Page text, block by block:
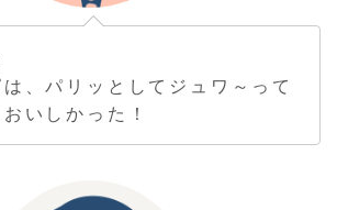
、パリッとしてジュワ～って
いしかった！